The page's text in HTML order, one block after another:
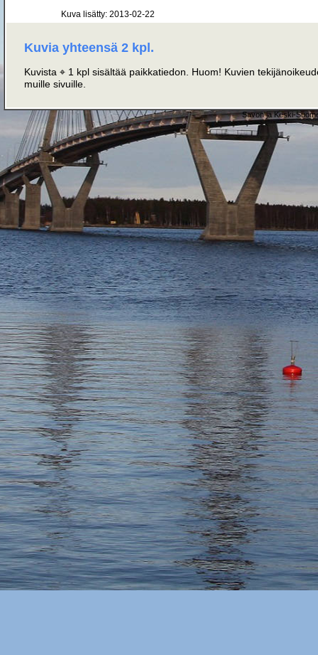
Kuva lisätty: 2013-02-22
Kuvia yhteensä 2 kpl.
Kuvista ⌖ 1 kpl sisältää paikkatiedon. Huom! Kuvien
muille sivuille.
Savon ja Keski-